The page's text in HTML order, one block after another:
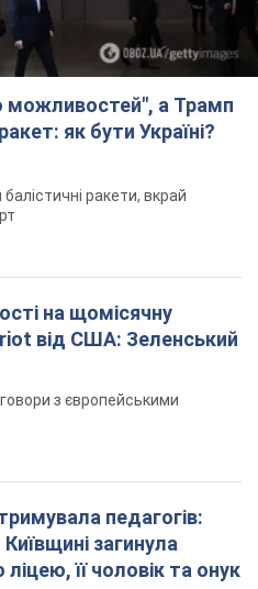
можливостей", а Трамп
як бути Україні?
ракети, вкрай
на щомісячну
від США: Зеленський
з європейськими
педагогів:
загинула
її чоловік та онук